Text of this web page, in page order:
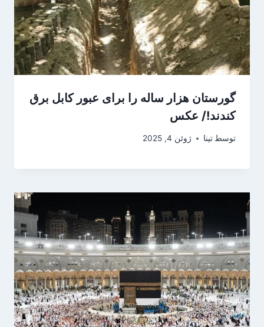
گورستان هزار ساله را برای عبور کابل برق
کندند!/ عکس
توسط تینا ژوئن 4, 2025